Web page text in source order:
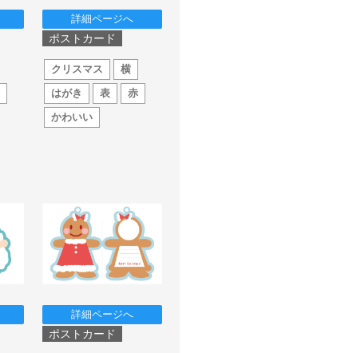
詳細ページへ
ポストカード
クリスマス
横
はがき
表
赤
かわいい
詳細ページへ
ポストカード